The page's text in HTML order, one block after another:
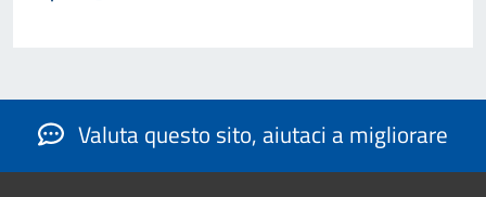
Valuta questo sito, aiutaci a migliorare